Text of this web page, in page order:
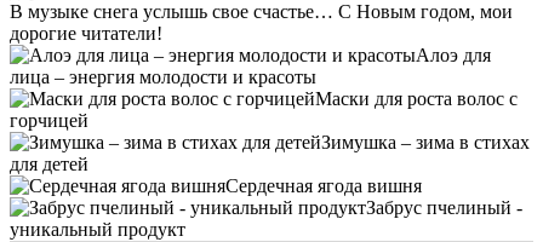
В музыке снега услышь свое счастье… С Новым годом, мои
дорогие читатели!
Алоэ для
лица – энергия молодости и красоты
Маски для роста волос с
горчицей
Зимушка – зима в стихах
для детей
Сердечная ягода вишня
Забрус пчелиный -
уникальный продукт